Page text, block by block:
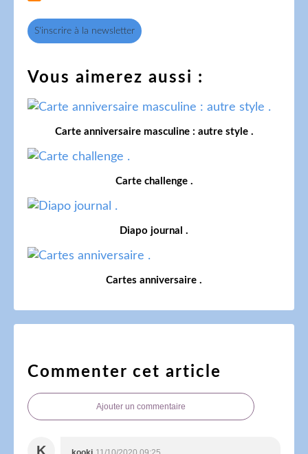
S'inscrire à la newsletter
Vous aimerez aussi :
Carte anniversaire masculine : autre style .
Carte challenge .
Diapo journal .
Cartes anniversaire .
Commenter cet article
Ajouter un commentaire
K